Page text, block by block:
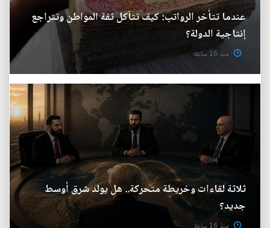
عندما تتأخر الرواتب: كيف تتآكل ثقة المواطن وتتراجع
إنتاجية الدولة؟
منذ 16 ساعة
ثلاثة لقاءات وخريطة متحركة.. هل يولد شرق أوسط
جديد؟